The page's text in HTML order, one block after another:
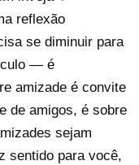
reflexão
se diminuir para
— é
amizade é convite
de amigos, é sobre
sejam
sentido para você,